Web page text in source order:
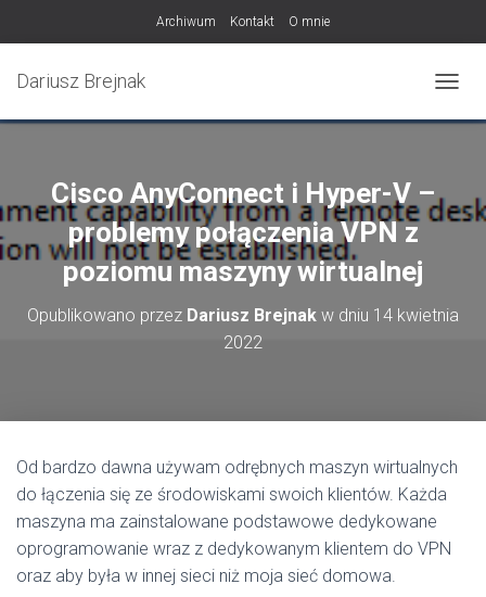
Archiwum Kontakt O mnie
Dariusz Brejnak
Cisco AnyConnect i Hyper-V –
problemy połączenia VPN z
poziomu maszyny wirtualnej
Opublikowano przez Dariusz Brejnak w dniu 14 kwietnia
2022
Od bardzo dawna używam odrębnych maszyn wirtualnych
do łączenia się ze środowiskami swoich klientów. Każda
maszyna ma zainstalowane podstawowe dedykowane
oprogramowanie wraz z dedykowanym klientem do VPN
oraz aby była w innej sieci niż moja sieć domowa.